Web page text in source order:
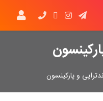
و پارکینسون